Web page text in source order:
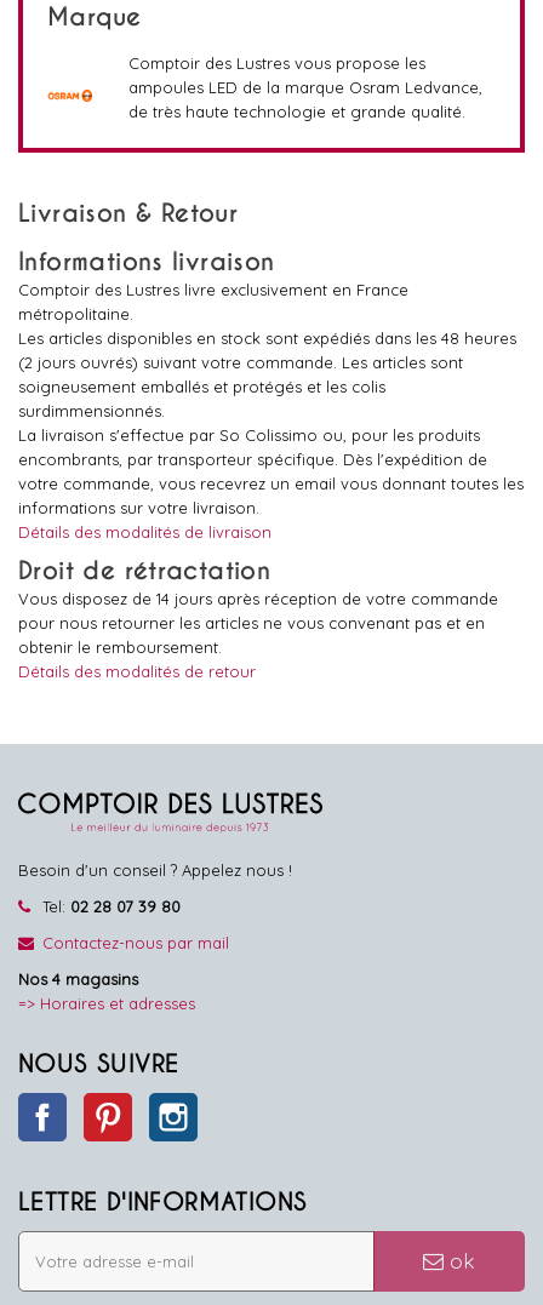
Marque
Comptoir des Lustres vous propose les
ampoules LED de la marque Osram Ledvance,
de très haute technologie et grande qualité.
Livraison & Retour
Informations livraison
Comptoir des Lustres livre exclusivement en France
métropolitaine.
Les articles disponibles en stock sont expédiés dans les 48 heures
(2 jours ouvrés) suivant votre commande. Les articles sont
soigneusement emballés et protégés et les colis
surdimmensionnés.
La livraison s'effectue par So Colissimo ou, pour les produits
encombrants, par transporteur spécifique. Dès l'expédition de
votre commande, vous recevrez un email vous donnant toutes les
informations sur votre livraison.
Détails des modalités de livraison
Droit de rétractation
Vous disposez de 14 jours après réception de votre commande
pour nous retourner les articles ne vous convenant pas et en
obtenir le remboursement.
Détails des modalités de retour
Besoin d'un conseil ? Appelez nous !
Tel: 02 28 07 39 80
Contactez-nous par mail
Nos 4 magasins
=> Horaires et adresses
NOUS SUIVRE
Facebook Pinterest
LETTRE D'INFORMATIONS
ok